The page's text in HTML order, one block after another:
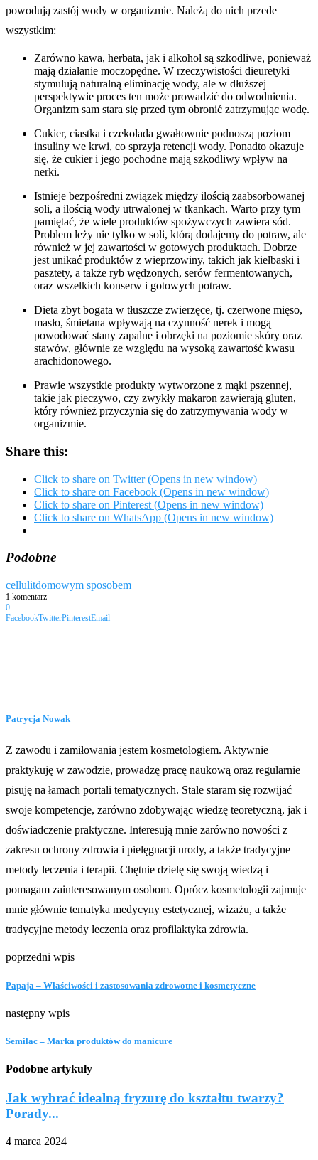
powodują zastój wody w organizmie. Należą do nich przede
wszystkim:
Zarówno kawa, herbata, jak i alkohol są szkodliwe, ponieważ
mają działanie moczopędne. W rzeczywistości dieuretyki
stymulują naturalną eliminację wody, ale w dłuższej
perspektywie proces ten może prowadzić do odwodnienia.
Organizm sam stara się przed tym obronić zatrzymując wodę.
Cukier, ciastka i czekolada gwałtownie podnoszą poziom
insuliny we krwi, co sprzyja retencji wody. Ponadto okazuje
się, że cukier i jego pochodne mają szkodliwy wpływ na
nerki.
Istnieje bezpośredni związek między ilością zaabsorbowanej
soli, a ilością wody utrwalonej w tkankach. Warto przy tym
pamiętać, że wiele produktów spożywczych zawiera sód.
Problem leży nie tylko w soli, którą dodajemy do potraw, ale
również w jej zawartości w gotowych produktach. Dobrze
jest unikać produktów z wieprzowiny, takich jak kiełbaski i
pasztety, a także ryb wędzonych, serów fermentowanych,
oraz wszelkich konserw i gotowych potraw.
Dieta zbyt bogata w tłuszcze zwierzęce, tj. czerwone mięso,
masło, śmietana wpływają na czynność nerek i mogą
powodować stany zapalne i obrzęki na poziomie skóry oraz
stawów, głównie ze względu na wysoką zawartość kwasu
arachidonowego.
Prawie wszystkie produkty wytworzone z mąki pszennej,
takie jak pieczywo, czy zwykły makaron zawierają gluten,
który również przyczynia się do zatrzymywania wody w
organizmie.
Share this:
Click to share on Twitter (Opens in new window)
Click to share on Facebook (Opens in new window)
Click to share on Pinterest (Opens in new window)
Click to share on WhatsApp (Opens in new window)
Podobne
cellulitdomowym sposobem
1 komentarz
0
FacebookTwitterPinterestEmail
Patrycja Nowak
Z zawodu i zamiłowania jestem kosmetologiem. Aktywnie
praktykuję w zawodzie, prowadzę pracę naukową oraz regularnie
pisuję na łamach portali tematycznych. Stale staram się rozwijać
swoje kompetencje, zarówno zdobywając wiedzę teoretyczną, jak i
doświadczenie praktyczne. Interesują mnie zarówno nowości z
zakresu ochrony zdrowia i pielęgnacji urody, a także tradycyjne
metody leczenia i terapii. Chętnie dzielę się swoją wiedzą i
pomagam zainteresowanym osobom. Oprócz kosmetologii zajmuje
mnie głównie tematyka medycyny estetycznej, wizażu, a także
tradycyjne metody leczenia oraz profilaktyka zdrowia.
poprzedni wpis
Papaja – Właściwości i zastosowania zdrowotne i kosmetyczne
następny wpis
Semilac – Marka produktów do manicure
Podobne artykuły
Jak wybrać idealną fryzurę do kształtu twarzy?
Porady...
4 marca 2024